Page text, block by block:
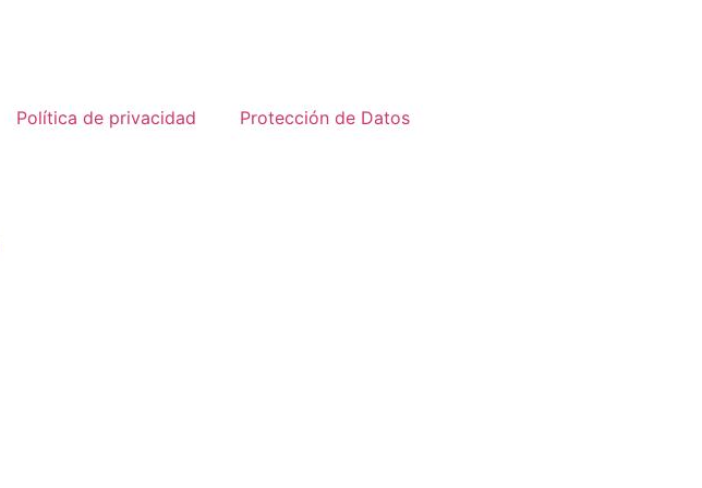
Política de privacidad Protección de Datos